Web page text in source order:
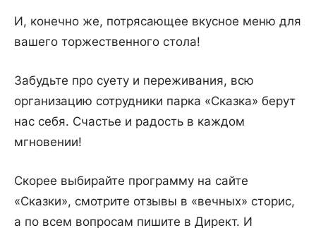
И, конечно же, потрясающее вкусное меню для
вашего торжественного стола!
Забудьте про суету и переживания, всю
организацию сотрудники парка «Сказка» берут
нас себя. Счастье и радость в каждом
мгновении!
Скорее выбирайте программу на сайте
«Сказки», смотрите отзывы в «вечных» сторис,
а по всем вопросам пишите в Директ. И